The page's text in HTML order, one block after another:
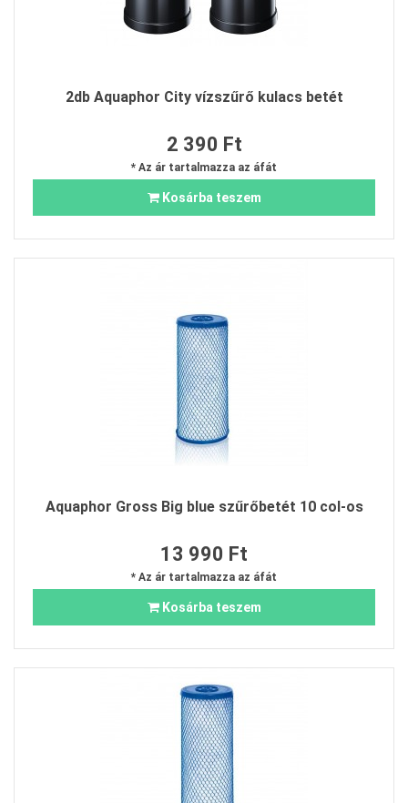
2db Aquaphor City vízszűrő kulacs betét
2 390 Ft
* Az ár tartalmazza az áfát
Kosárba teszem
Aquaphor Gross Big blue szűrőbetét 10 col-os
13 990 Ft
* Az ár tartalmazza az áfát
Kosárba teszem